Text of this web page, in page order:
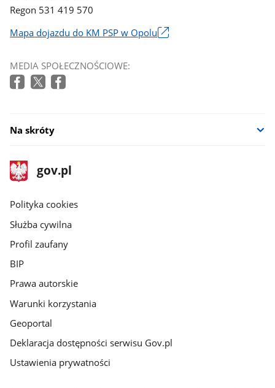
Regon 531 419 570
Mapa dojazdu do KM PSP w Opolu
się
w
MEDIA SPOŁECZNOŚCIOWE:
Na skróty
stopka
gov.pl
Strona
gov.pl
gov.pl
Polityka cookies
Służba cywilna
Profil zaufany
BIP
Prawa autorskie
Warunki korzystania
Geoportal
Deklaracja dostępności serwisu Gov.pl
Ustawienia prywatności